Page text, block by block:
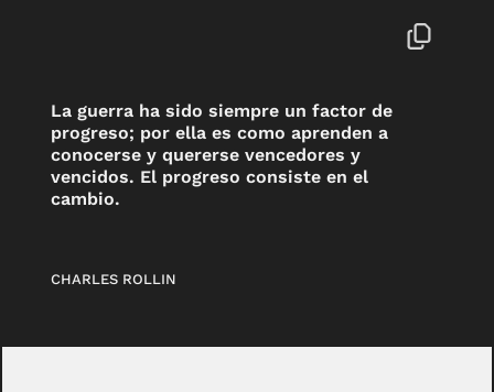
La guerra ha sido siempre un factor de
progreso; por ella es como aprenden a
conocerse y quererse vencedores y
vencidos. El progreso consiste en el
cambio.
CHARLES ROLLIN